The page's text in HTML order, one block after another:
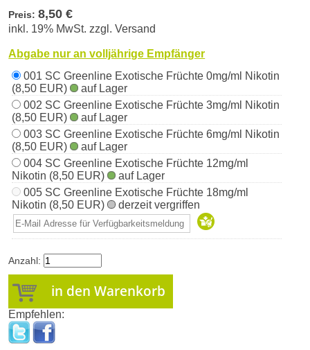
Preis: 8,50 €
inkl. 19% MwSt. zzgl. Versand
Abgabe nur an volljährige Empfänger
001 SC Greenline Exotische Früchte 0mg/ml Nikotin
(8,50 EUR)
auf Lager
002 SC Greenline Exotische Früchte 3mg/ml Nikotin
(8,50 EUR)
auf Lager
003 SC Greenline Exotische Früchte 6mg/ml Nikotin
(8,50 EUR)
auf Lager
004 SC Greenline Exotische Früchte 12mg/ml
Nikotin (8,50 EUR)
auf Lager
005 SC Greenline Exotische Früchte 18mg/ml
Nikotin (8,50 EUR)
derzeit vergriffen
Anzahl:
Empfehlen: